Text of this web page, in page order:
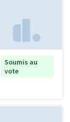
Soumis au
vote